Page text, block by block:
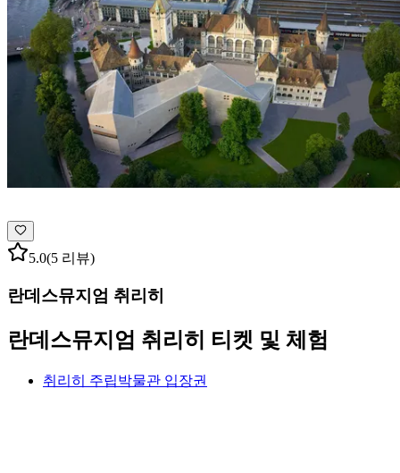
5.0(5 리뷰)
란데스뮤지엄 취리히
란데스뮤지엄 취리히 티켓 및 체험
취리히 주립박물관 입장권